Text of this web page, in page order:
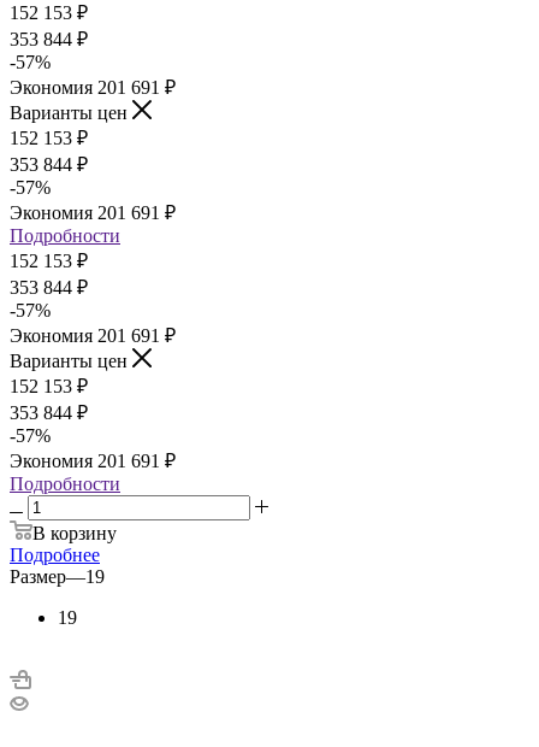
152 153 ₽
353 844 ₽
-57%
Экономия 201 691 ₽
Варианты цен
152 153 ₽
353 844 ₽
-57%
Экономия 201 691 ₽
Подробности
152 153 ₽
353 844 ₽
-57%
Экономия 201 691 ₽
Варианты цен
152 153 ₽
353 844 ₽
-57%
Экономия 201 691 ₽
Подробности
В корзину
Подробнее
Размер—19
19